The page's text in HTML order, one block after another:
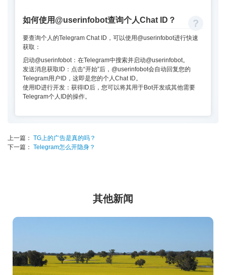
如何使用@userinfobot查询个人Chat ID？
要查询个人的Telegram Chat ID，可以使用@userinfobot进行快速
获取：
启动@userinfobot：在Telegram中搜索并启动@userinfobot。
发送消息获取ID：点击“开始”后，@userinfobot会自动回复您的
Telegram用户ID，这即是您的个人Chat ID。
使用ID进行开发：获得ID后，您可以将其用于Bot开发或其他需要
Telegram个人ID的操作。
上一篇： TG上的广告是真的吗？
下一篇： Telegram怎么开隐身？
其他新闻